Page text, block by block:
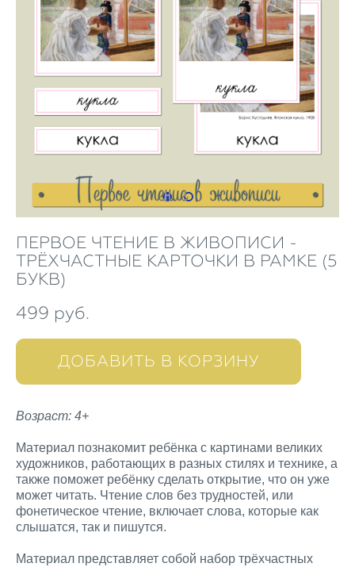
ПЕРВОЕ ЧТЕНИЕ В ЖИВОПИСИ -
ТРЁХЧАСТНЫЕ КАРТОЧКИ В РАМКЕ (5
БУКВ)
499 pуб.
ДОБАВИТЬ В КОРЗИНУ
Возраст: 4+
Материал познакомит ребёнка с картинами великих
художников, работающих в разных стилях и технике, а
также поможет ребёнку сделать открытие, что он уже
может читать. Чтение слов без трудностей, или
фонетическое чтение, включает слова, которые как
слышатся, так и пишутся.
Материал представляет собой набор трёхчастных